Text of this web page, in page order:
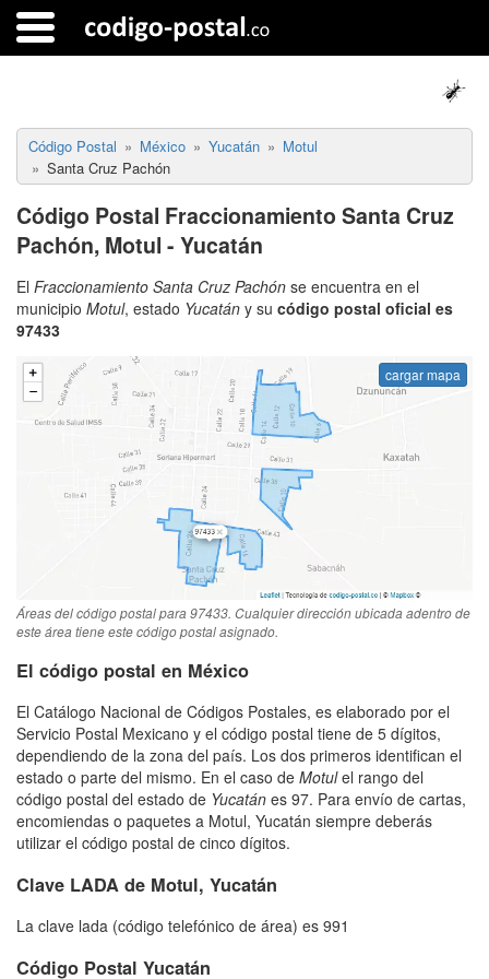
Código Postal México Yucatán
Motul
Santa Cruz Pachón
Código Postal Fraccionamiento Santa Cruz
Pachón, Motul - Yucatán
El Fraccionamiento Santa Cruz Pachón se encuentra en el
municipio Motul, estado Yucatán y su código postal oficial es
97433
cargar mapa
Áreas del código postal para 97433. Cualquier dirección ubicada adentro de
este área tiene este código postal asignado.
El código postal en México
El Catálogo Nacional de Códigos Postales, es elaborado por el
Servicio Postal Mexicano y el código postal tiene de 5 dígitos,
dependiendo de la zona del país. Los dos primeros identifican el
estado o parte del mismo. En el caso de Motulel rango del
código postal del estado de Yucatán es 97. Para envío de cartas,
encomiendas o paquetes a Motul, Yucatán siempre deberás
utilizar el código postal de cinco dígitos.
Clave LADA de Motul, Yucatán
La clave lada (código telefónico de área) es 991
Código Postal Yucatán